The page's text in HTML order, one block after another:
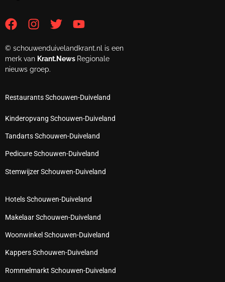
© schouwenduivelandkrant.nl is een
merk van Krant.News Regionale
nieuws groep.
Restaurants Schouwen-Duiveland
Kinderopvang Schouwen-Duiveland
Tandarts Schouwen-Duiveland
Pedicure Schouwen-Duiveland
Stemwijzer Schouwen-Duiveland
Hotels Schouwen-Duiveland
Makelaar Schouwen-Duiveland
Woonwinkel Schouwen-Duiveland
Kappers Schouwen-Duiveland
Rommelmarkt Schouwen-Duiveland